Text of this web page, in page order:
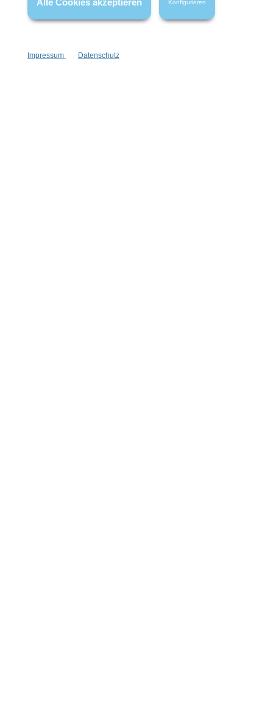
Alle Cookies akzeptieren Konfigurieren
Impressum Datenschutz